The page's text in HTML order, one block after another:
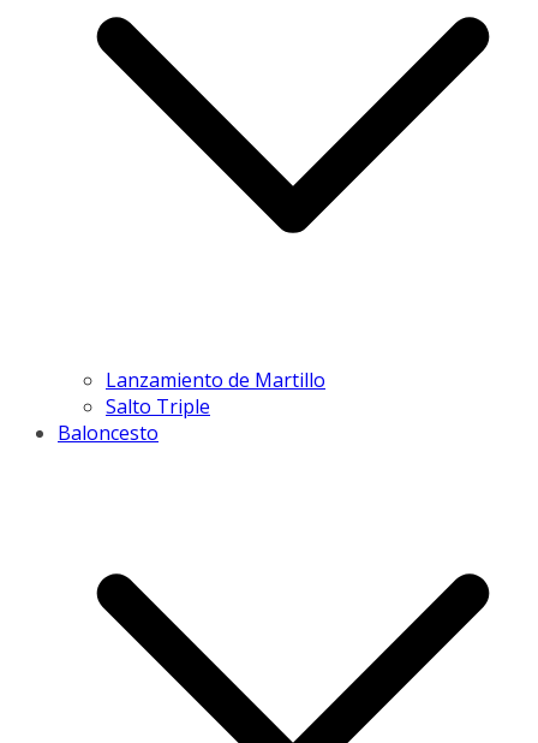
Lanzamiento de Martillo
Salto Triple
Baloncesto